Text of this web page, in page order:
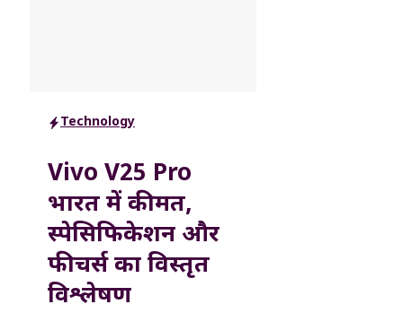
Technology
Vivo V25 Pro
भारत में कीमत,
स्पेसिफिकेशन और
फीचर्स का विस्तृत
विश्लेषण